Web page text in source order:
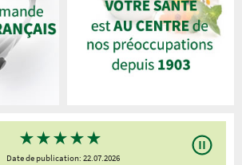
★★★★★
Date de publication: 22.07.2026